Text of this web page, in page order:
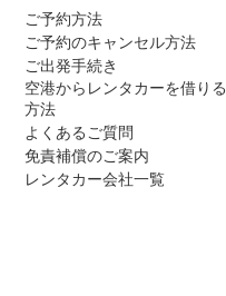
ご予約方法
ご予約のキャンセル方法
ご出発手続き
空港からレンタカーを借りる
方法
よくあるご質問
免責補償のご案内
レンタカー会社一覧